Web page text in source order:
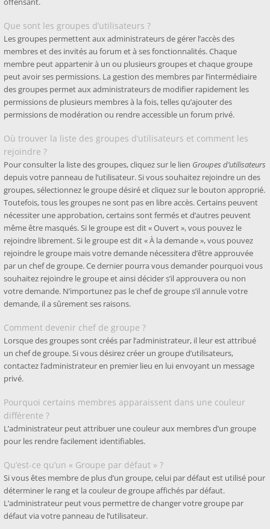
Que sont les groupes d’utilisateurs ?
Les groupes permettent aux administrateurs de gérer l’accès des
membres et des invités au forum et à ses fonctionnalités. Chaque
membre peut appartenir à un ou plusieurs groupes et chaque groupe
peut avoir ses permissions. La gestion des membres par l’intermédiaire
des groupes permet aux administrateurs de modifier rapidement les
permissions de plusieurs membres à la fois, telles qu’ajouter des
permissions de modération ou rendre accessible un forum privé.
Où trouver la liste des groupes d’utilisateurs et comment les
rejoindre ?
Pour consulter la liste des groupes, cliquez sur le lien Groupes d’utilisateurs
depuis votre panneau de l’utilisateur. Si vous souhaitez rejoindre un des
groupes, sélectionnez le groupe désiré et cliquez sur le bouton approprié.
Toutefois, tous les groupes ne sont pas en libre accès. Certains peuvent
nécessiter une approbation, certains sont fermés et d’autres peuvent
même être masqués. Si le groupe est dit « Ouvert », vous pouvez le
rejoindre librement. Si le groupe est dit « À la demande », vous pouvez
rejoindre le groupe mais votre demande nécessitera d’être approuvée
par un chef de groupe. Ce dernier pourra vous demander pourquoi vous
souhaitez rejoindre le groupe et ainsi décider s’il approuvera ou non
votre demande. N’importunez pas le chef de groupe s’il annule votre
demande, il a sûrement ses raisons.
Comment devenir chef de groupe ?
Lorsque des groupes sont créés par l’administrateur, il leur est attribué
un chef de groupe. Si vous désirez créer un groupe d’utilisateurs,
contactez l’administrateur en premier lieu en lui envoyant un message
privé.
Pourquoi certains membres apparaissent dans une couleur
différente ?
L’administrateur peut attribuer une couleur aux membres d’un groupe
pour les rendre facilement identifiables.
Qu’est-ce qu’un « Groupe par défaut » ?
Si vous êtes membre de plus d’un groupe, celui par défaut est utilisé pour
déterminer le rang et la couleur de groupe affichés par défaut.
L’administrateur peut vous permettre de changer votre groupe par
défaut via votre panneau de l’utilisateur.